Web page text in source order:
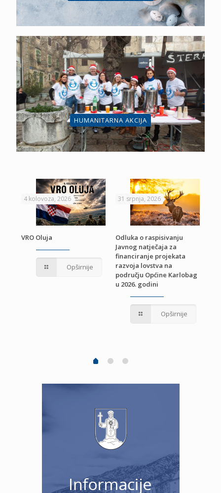
HUMANITARNA AKCIJA
4 kolovoza, 2026
VRO Oluja
Opširnije
31 srpnja, 2026
Odluka o raspisivanju
Javnog natječaja za
financiranje projekata
razvoja lovstva na
području Općine Karlobag
u 2026. godini
Opširnije